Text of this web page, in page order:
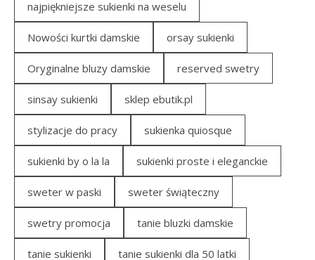
najpiękniejsze sukienki na weselu
Nowości kurtki damskie orsay sukienki
Oryginalne bluzy damskie reserved swetry
sinsay sukienki sklep ebutik.pl
stylizacje do pracy sukienka quiosque
sukienki by o la la sukienki proste i eleganckie
sweter w paski sweter świąteczny
swetry promocja tanie bluzki damskie
tanie sukienki tanie sukienki dla 50 latki